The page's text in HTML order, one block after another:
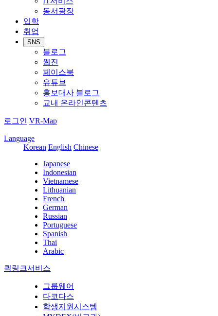
동서광장
입학
취업
SNS
블로그
웹진
페이스북
유튜브
홍보대사 블로그
교내 온라인콘텐츠
로그인 VR-Map
Language
Korean English Chinese
Japanese
Indonesian
Vietnamese
Lithuanian
French
German
Russian
Portuguese
Spanish
Thai
Arabic
퀵링크서비스
그룹웨어
다코다스
학생지원시스템